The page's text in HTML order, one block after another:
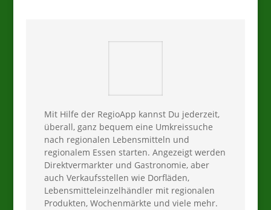
Mit Hilfe der RegioApp kannst Du jederzeit,
überall, ganz bequem eine Umkreissuche
nach regionalen Lebensmitteln und
regionalem Essen starten. Angezeigt werden
Direktvermarkter und Gastronomie, aber
auch Verkaufsstellen wie Dorfläden,
Lebensmitteleinzelhändler mit regionalen
Produkten, Wochenmärkte und viele mehr.